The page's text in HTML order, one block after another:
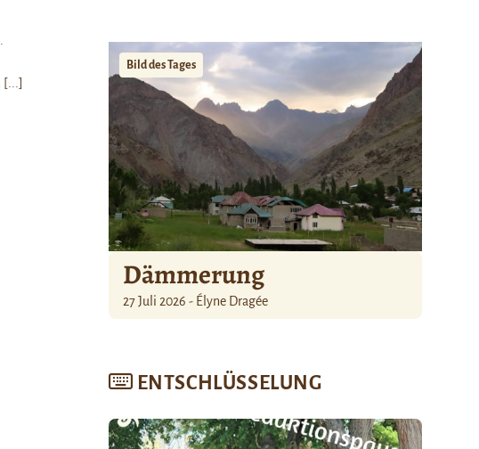
[...]
Bild des Tages
Dämmerung
27 Juli 2026 - Élyne Dragée
ENTSCHLÜSSELUNG